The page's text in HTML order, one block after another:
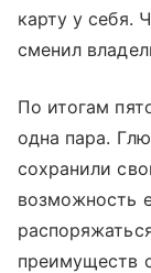
карту у себя.
сменил
По итогам
одна пара.
сохранили
возможность
преимуществ